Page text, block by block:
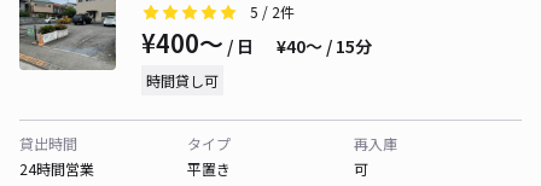
5 / 2件
¥400〜 / 日 ¥40〜 / 15分
時間貸し可
貸出時間
24時間営業
タイプ
平置き
再入庫
可